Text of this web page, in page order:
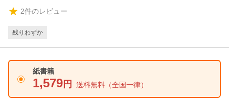
2件のレビュー
残りわずか
紙書籍
1,579 円 送料無料 （全国一律）